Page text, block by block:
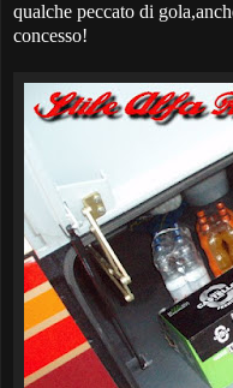
qualche peccato di
concesso!